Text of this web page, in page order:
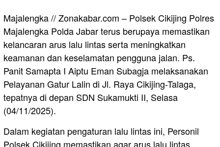
Majalengka // Zonakabar.com – Polsek Cikijing Polres
Majalengka Polda Jabar terus berupaya memastikan
kelancaran arus lalu lintas serta meningkatkan
keamanan dan keselamatan pengguna jalan. Ps.
Panit Samapta I Aiptu Eman Subagja melaksanakan
Pelayanan Gatur Lalin di Jl. Raya Cikijing-Talaga,
tepatnya di depan SDN Sukamukti II, Selasa
(04/11/2025).
Dalam kegiatan pengaturan lalu lintas ini, Personil
Polsek Cikijing memastikan agar arus lalu lintas